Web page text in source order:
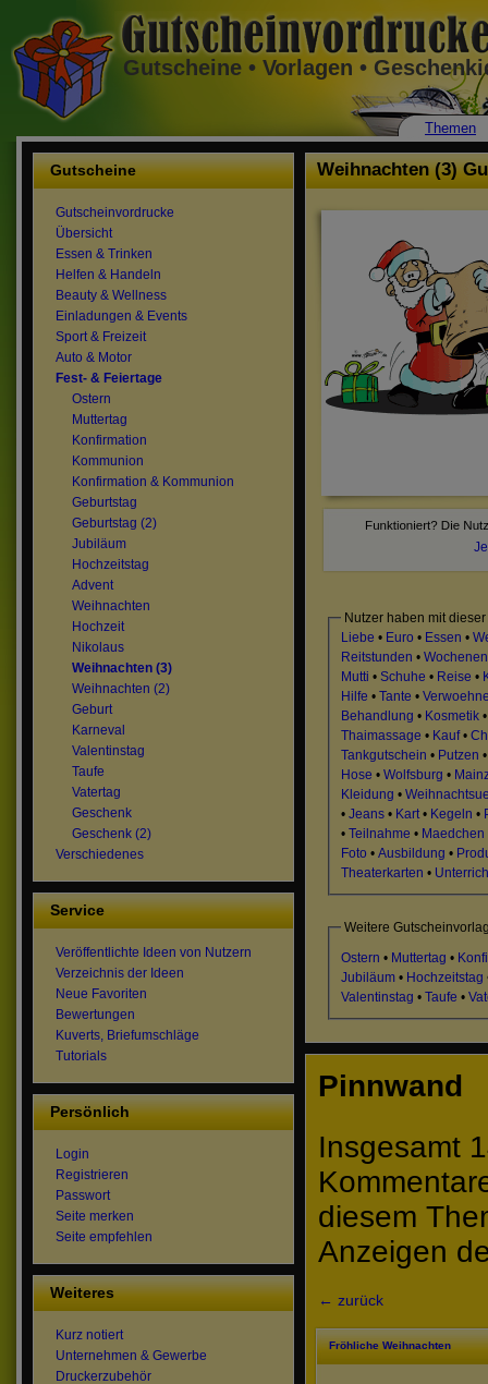
Gutscheine • Vorlagen •
Weihnachten (3)
Nutzer haben mit
Liebe • Euro • Essen •
Reitstunden •
Mutti • Schuhe • Reise •
Hilfe • Tante •
Behandlung • Kosmetik
Thaimassage • Kauf•
Tankgutschein • Putzen
Hose • Wolfsburg •
Kleidung •
• Jeans • Kart• Kegeln •
• Teilnahme • Maedchen
Foto • Ausbildung •
Theaterkarten •
Weitere
Ostern • Muttertag •
Jubiläum • Hochzeitstag
Valentinstag • Taufe •
Pinnwand
Insgesamt
diesem
Anzeigen
← zurück
Fröhliche Weihnachten
Gutscheine
Gutscheinvordrucke
Übersicht
Essen & Trinken
Helfen & Handeln
Beauty & Wellness
Einladungen & Events
Sport & Freizeit
Auto & Motor
Fest- & Feiertage
Ostern
Muttertag
Konfirmation
Kommunion
Konfirmation & Kommunion
Geburtstag
Geburtstag (2)
Jubiläum
Hochzeitstag
Advent
Weihnachten
Hochzeit
Nikolaus
Weihnachten (3)
Weihnachten (2)
Geburt
Karneval
Valentinstag
Taufe
Vatertag
Geschenk
Geschenk (2)
Verschiedenes
Service
Veröffentlichte Ideen von Nutzern
Verzeichnis der Ideen
Neue Favoriten
Bewertungen
Kuverts, Briefumschläge
Tutorials
Persönlich
Login
Registrieren
Passwort
Seite merken
Seite empfehlen
Weiteres
Kurz notiert
Unternehmen & Gewerbe
Druckerzubehör
Themen